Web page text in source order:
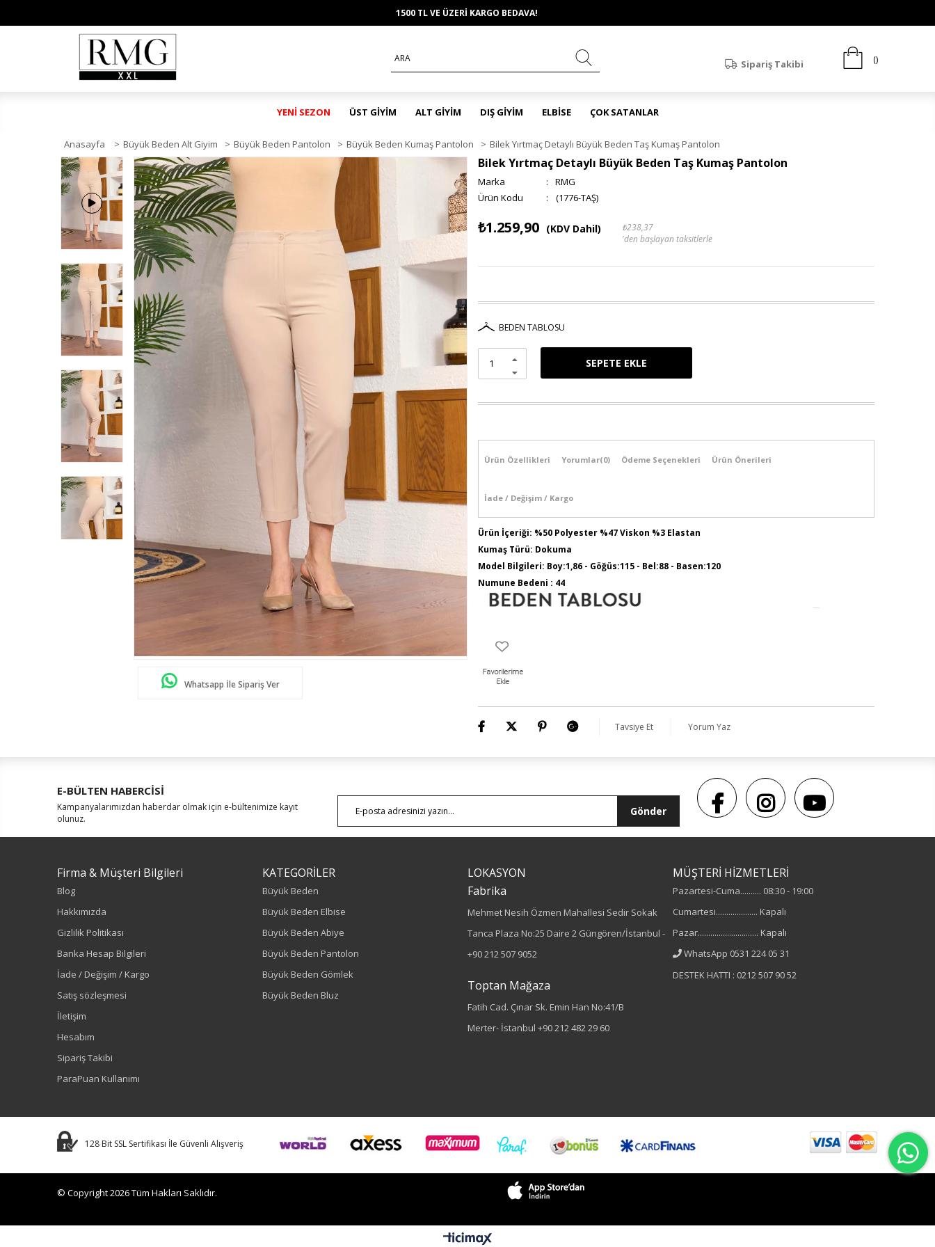
1500 TL VE ÜZERİ KARGO BEDAVA!
Sipariş Takibi
YENİ SEZON ÜST GİYİM ALT GİYİM DIŞ GİYİM ELBİSE ÇOK SATANLAR
Anasayfa > Büyük Beden Alt Giyim > Büyük Beden Pantolon > Büyük Beden Kumaş Pantolon > Bilek Yırtmaç Detaylı Büyük Beden Taş Kumaş Pantolon
Whatsapp İle Sipariş Ver
Bilek Yırtmaç Detaylı Büyük Beden Taş Kumaş Pantolon
Marka :
RMG
(1776-TAŞ)
₺1.259,90 (KDV Dahil)
₺238,37
'den başlayan taksitlerle
BEDEN TABLOSU
Ürün Özellikleri Yorumlar(0) Ödeme Seçenekleri Ürün Önerileri
İade / Değişim / Kargo
Ürün İçeriği: %50 Polyester %47 Viskon %3 Elastan
Kumaş Türü: Dokuma
Model Bilgileri: Boy:1,86 - Göğüs:115 - Bel:88 - Basen:120
Numune Bedeni : 44
Sezon
Tavsiye Et Yorum Yaz
E-BÜLTEN HABERCİSİ
Kampanyalarımızdan haberdar olmak için e-bültenimize kayıt
olunuz.
Gönder
Firma & Müşteri Bilgileri
Blog
Hakkımızda
Gizlilik Politikası
Banka Hesap Bilgileri
İade / Değişim / Kargo
Satış sözleşmesi
İletişim
Hesabım
Sipariş Takibi
ParaPuan Kullanımı
KATEGORİLER
Büyük Beden
Büyük Beden Elbise
Büyük Beden Abiye
Büyük Beden Pantolon
Büyük Beden Gömlek
Büyük Beden Bluz
LOKASYON
Fabrika
Mehmet Nesih Özmen Mahallesi Sedir Sokak
Tanca Plaza No:25 Daire 2 Güngören/İstanbul -
+90 212 507 9052
Toptan Mağaza
Fatih Cad. Çınar Sk. Emin Han No:41/B
Merter- İstanbul +90 212 482 29 60
MÜŞTERİ HİZMETLERİ
Pazartesi-Cuma.......... 08:30 - 19:00
Cumartesi.................... Kapalı
Pazar............................. Kapalı
WhatsApp 0531 224 05 31
DESTEK HATTI : 0212 507 90 52
128 Bit SSL Sertifikası İle Güvenli Alışveriş
© Copyright 2026 Tüm Hakları Saklıdır.